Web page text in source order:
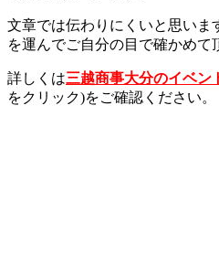
文章では伝わりにくいと思いま
を運んでご自分の目で確かめて
詳しくは三越商事大分のイベン
をクリック)をご確認ください。